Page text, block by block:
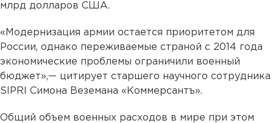
млрд долларов США.
«Модернизация армии остается приоритетом для
России, однако переживаемые страной с 2014 года
экономические проблемы ограничили военный
бюджет»,— цитирует старшего научного сотрудника
SIPRI Симона Веземана «Коммерсантъ».
Общий объем военных расходов в мире при этом